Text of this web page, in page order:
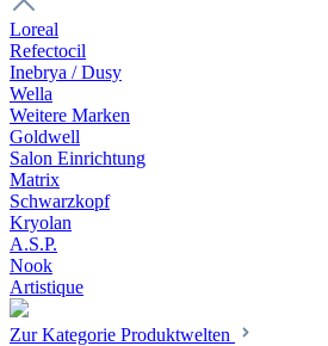
Loreal
Refectocil
Inebrya / Dusy
Wella
Weitere Marken
Goldwell
Salon Einrichtung
Matrix
Schwarzkopf
Kryolan
A.S.P.
Nook
Artistique
Zur Kategorie Produktwelten